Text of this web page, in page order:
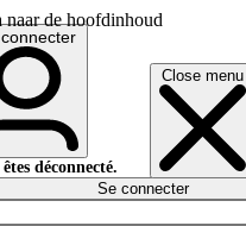
naar de hoofdinhoud
Close menu
déconnecté.
Se connecter